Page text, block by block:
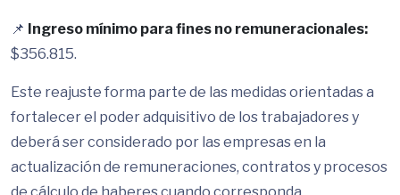
📌 Ingreso mínimo para fines no remuneracionales:
$356.815.
Este reajuste forma parte de las medidas orientadas a
fortalecer el poder adquisitivo de los trabajadores y
deberá ser considerado por las empresas en la
actualización de remuneraciones, contratos y procesos